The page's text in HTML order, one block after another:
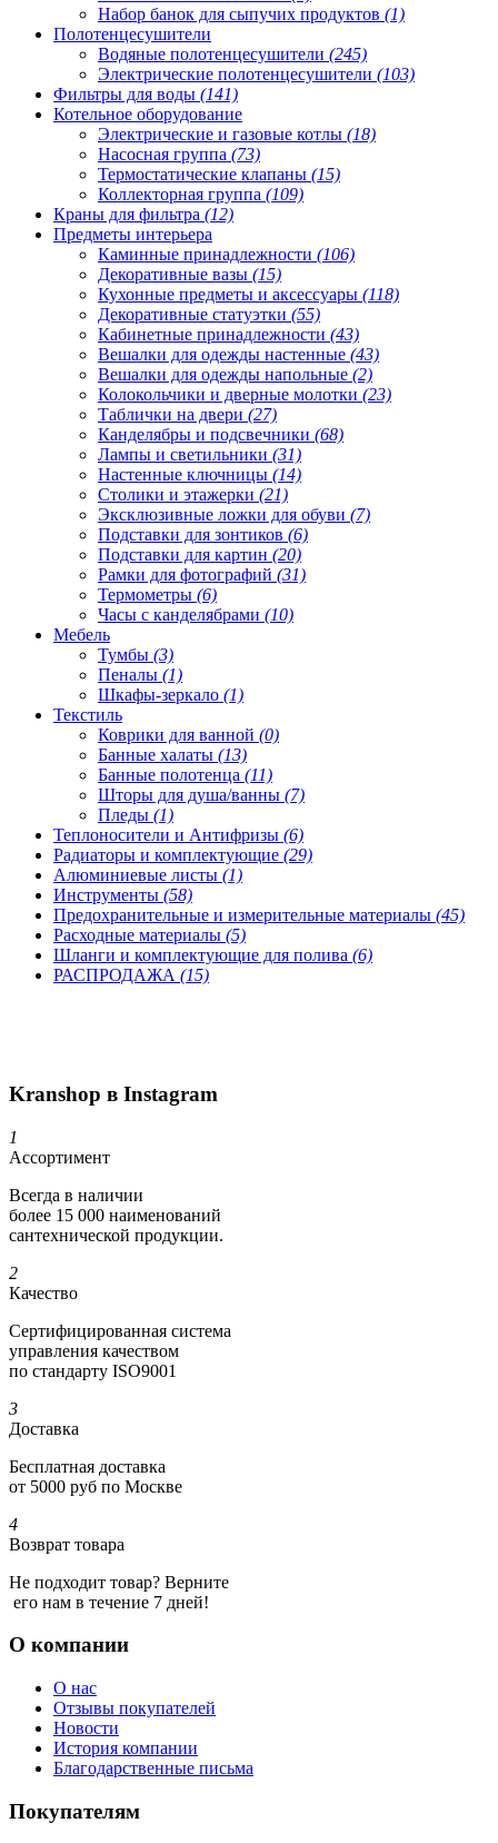
Набор банок для сыпучих продуктов (1)
Полотенцесушители
Водяные полотенцесушители (245)
Электрические полотенцесушители (103)
Фильтры для воды (141)
Котельное оборудование
Электрические и газовые котлы (18)
Насосная группа (73)
Термостатические клапаны (15)
Коллекторная группа (109)
Краны для фильтра (12)
Предметы интерьера
Каминные принадлежности (106)
Декоративные вазы (15)
Кухонные предметы и аксессуары (118)
Декоративные статуэтки (55)
Кабинетные принадлежности (43)
Вешалки для одежды настенные (43)
Вешалки для одежды напольные (2)
Колокольчики и дверные молотки (23)
Таблички на двери (27)
Канделябры и подсвечники (68)
Лампы и светильники (31)
Настенные ключницы (14)
Столики и этажерки (21)
Эксклюзивные ложки для обуви (7)
Подставки для зонтиков (6)
Подставки для картин (20)
Рамки для фотографий (31)
Термометры (6)
Часы с канделябрами (10)
Мебель
Тумбы (3)
Пеналы (1)
Шкафы-зеркало (1)
Текстиль
Коврики для ванной (0)
Банные халаты (13)
Банные полотенца (11)
Шторы для душа/ванны (7)
Пледы (1)
Теплоносители и Антифризы (6)
Радиаторы и комплектующие (29)
Алюминиевые листы (1)
Инструменты (58)
Предохранительные и измерительные материалы (45)
Расходные материалы (5)
Шланги и комплектующие для полива (6)
РАСПРОДАЖА (15)
Kranshop в Instagram
1
Ассортимент
Всегда в наличии
более 15 000 наименований
сантехнической продукции.
2
Качество
Сертифициро­ванная система
управления качеством
по стандарту ISO9001
3
Доставка
Бесплатная доставка
от 5000 руб по Москве
4
Возврат товара
Не подходит товар? Верните
его нам в течение 7 дней!
О компании
О нас
Отзывы покупателей
Новости
История компании
Благодарственные письма
Покупателям